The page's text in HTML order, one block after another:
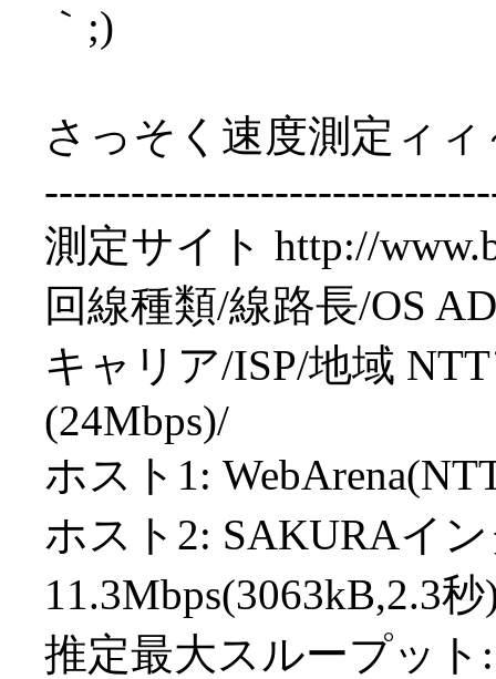
｀;)
さっそく速度測定ィィ
測定サイト http://
回線種類/線路長/OS
キャリア/ISP/地域
(24Mbps)/
ホスト1:
ホスト2: SAKURAイ
11.3Mbps(3063kB,2.3秒
推定最大スループット